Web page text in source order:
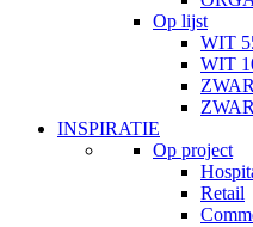
Op lijst
WIT
WIT
INSPIRATIE
Op project
Retail